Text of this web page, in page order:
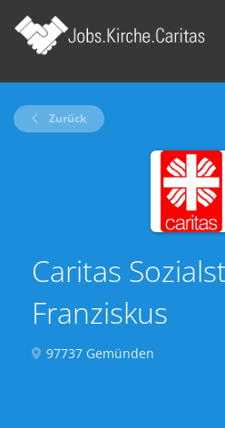
Zurück
Caritas
Franziskus
97737 Gemünden